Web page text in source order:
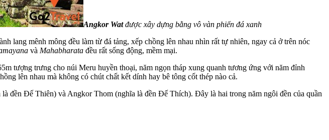
Angkor Watđược xây dựng bằng vô vàn phiến đá xanh
lang mênh mông đều làm từ đá tảng, xếp chồng lên nhau nhìn rất tự nhiên, ngay cả ở trên nóc
và Mahabharata đều rất sống động, mềm mại.
tượng trưng cho núi Meru huyền thoại, năm ngọn tháp xung quanh tương ứng với năm đỉnh
lên nhau mà không có chút chất kết dính hay bê tông cốt thép nào cả.
đền Đế Thiên) và Angkor Thom (nghĩa là đền Đế Thích). Đây là hai trong năm ngôi đền của quần